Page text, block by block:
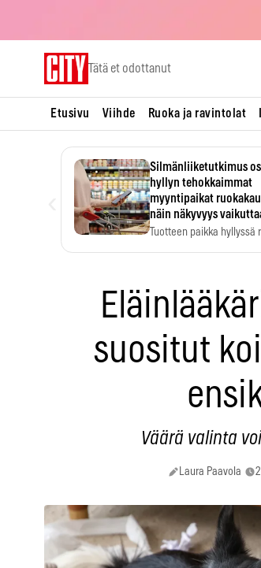
Tätä et odottanut
Etusivu Viihde Ruoka ja ravintolat
Silmänliiketutkimus
hyllyn tehokkaimmat
myyntipaikat
näin näkyvyys
Tuotteen paikka hyllyssä
suositut
Väärä valinta
Laura Paavola